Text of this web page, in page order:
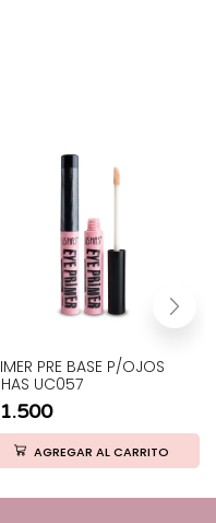
PRE BASE P/OJOS
UC057
1.500
AGREGAR AL CARRITO